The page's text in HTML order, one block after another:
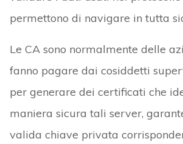
permettono di navigare in tutta
Le CA sono normalmente delle
fanno pagare dai cosiddetti
per generare dei certificati che
maniera sicura tali server,
valida chiave privata